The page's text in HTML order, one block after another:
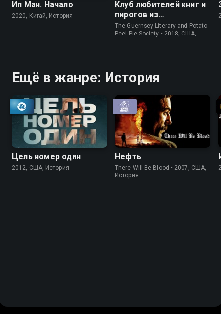
Ип Ман. Начало
2020, Китай, История
Клуб любителей книг и
пирогов из
картофельных
очистков
The Guernsey Literary and Potato
Peel Pie Society • 2018, США,
Ещё в жанре: История
Цель номер один
2012, США, История
Нефть
There Will Be Blood • 2007, США,
История